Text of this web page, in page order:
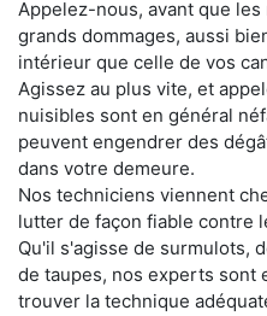
Appelez-nous, avant que
grands dommages, aussi
intérieur que celle de vos
Agissez au plus vite, et
nuisibles sont en général
peuvent engendrer des
dans votre demeure.
Nos techniciens viennent
lutter de façon fiable contre
Qu'il s'agisse de surmulots,
de taupes, nos experts sont
trouver la technique